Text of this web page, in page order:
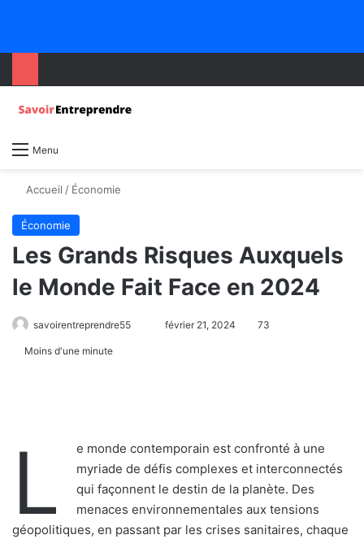
Menu
Accueil / Économie
Économie
Les Grands Risques Auxquels
le Monde Fait Face en 2024
savoirentreprendre55 février 21, 2024 73
Moins d'une minute
L
e monde contemporain est confronté à une
myriade de défis complexes et interconnectés
qui façonnent le destin de la planète. Des
menaces environnementales aux tensions
géopolitiques, en passant par les crises sanitaires, chaque